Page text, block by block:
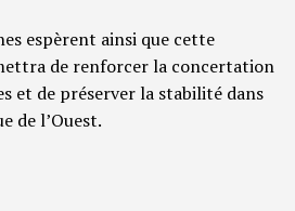
espèrent ainsi que cette
de renforcer la concertation
et de préserver la stabilité dans
de l’Ouest.